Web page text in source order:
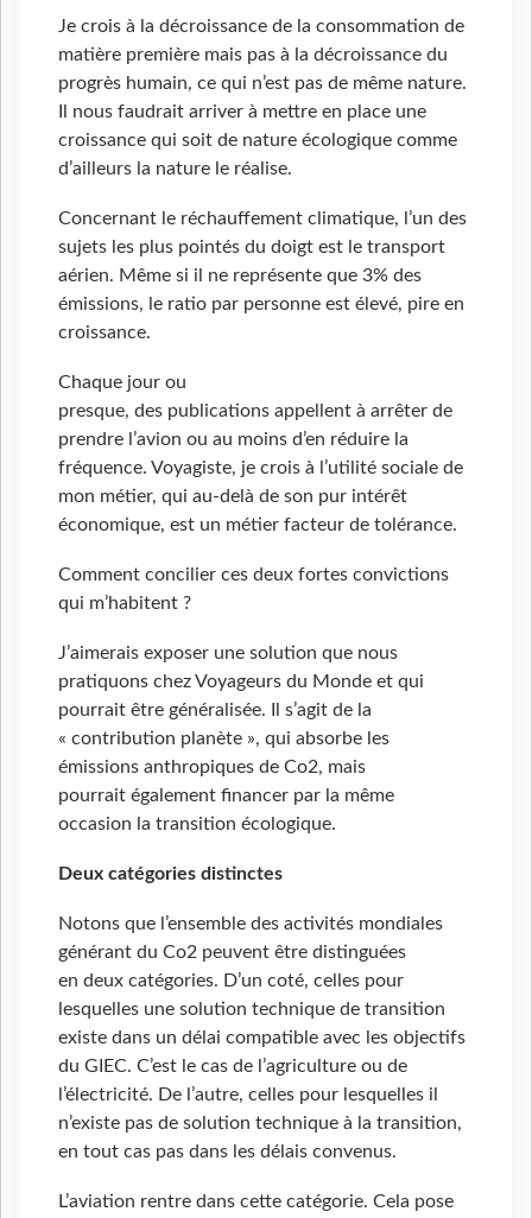
Je crois à la décroissance de la consommation de
matière première mais pas à la décroissance du
progrès humain, ce qui n’est pas de même nature.
Il nous faudrait arriver à mettre en place une
croissance qui soit de nature écologique comme
d’ailleurs la nature le réalise.
Concernant le réchauffement climatique, l’un des
sujets les plus pointés du doigt est le transport
aérien. Même si il ne représente que 3% des
émissions, le ratio par personne est élevé, pire en
croissance.
Chaque jour ou
presque, des publications appellent à arrêter de
prendre l’avion ou au moins d’en réduire la
fréquence. Voyagiste, je crois à l’utilité sociale de
mon métier, qui au-delà de son pur intérêt
économique, est un métier facteur de tolérance.
Comment concilier ces deux fortes convictions
qui m’habitent ?
J’aimerais exposer une solution que nous
pratiquons chez Voyageurs du Monde et qui
pourrait être généralisée. Il s’agit de la
« contribution planète », qui absorbe les
émissions anthropiques de Co2, mais
pourrait également financer par la même
occasion la transition écologique.
Deux catégories distinctes
Notons que l’ensemble des activités mondiales
générant du Co2 peuvent être distinguées
en deux catégories. D’un coté, celles pour
lesquelles une solution technique de transition
existe dans un délai compatible avec les objectifs
du GIEC. C’est le cas de l’agriculture ou de
l’électricité. De l’autre, celles pour lesquelles il
n’existe pas de solution technique à la transition,
en tout cas pas dans les délais convenus.
L’aviation rentre dans cette catégorie. Cela pose